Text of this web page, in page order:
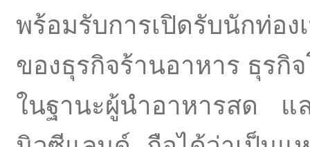
พร้อมรับการเปิดรับนักท่
ของธุรกิจร้านอาหาร ธุรกิ
ในฐานะผู้นำอาหารสด แ